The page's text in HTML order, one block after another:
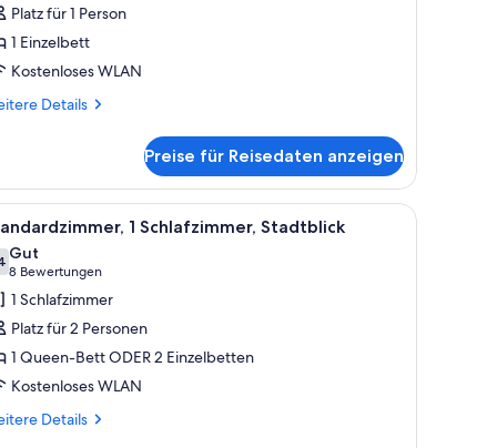
Platz für 1 Person
1 Einzelbett
Kostenloses WLAN
Details
Preise für Reisedaten anzeigen
unteren Liege mit weißer Matratze und einem Kissen.
Ein modernes Hotelzimmer mit einem
6 1 Schlafzimmer, Stadtblick
von 10
Gut
8 Bewertungen
(8
Bewertungen)
1 Schlafzimmer
Platz für 2 Personen
1 Queen-Bett ODER 2 Einzelbetten
Kostenloses WLAN
Details